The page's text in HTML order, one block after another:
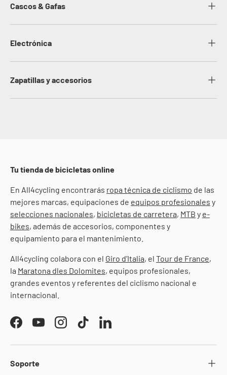
Cascos & Gafas
Electrónica
Zapatillas y accesorios
Tu tienda de bicicletas online
En All4cycling encontrarás ropa técnica de ciclismo de las
mejores marcas, equipaciones de equipos profesionales y
selecciones nacionales, bicicletas de carretera, MTB y e-
bikes, además de accesorios, componentes y
equipamiento para el mantenimiento.
All4cycling colabora con el Giro d’Italia, el Tour de France,
la Maratona dles Dolomites, equipos profesionales,
grandes eventos y referentes del ciclismo nacional e
internacional.
FacebookYouTubeInstagramTikTokLinkedIn
Soporte